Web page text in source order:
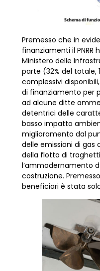
Premesso che in
finanziamenti il
Ministero delle
parte (32% del totale,
complessivi
di finanziamento per
ad alcune ditte
detentrici delle
basso impatto
miglioramento dal
delle emissioni di
della flotta di
l’ammodernamento
costruzione.
beneficiari è stata